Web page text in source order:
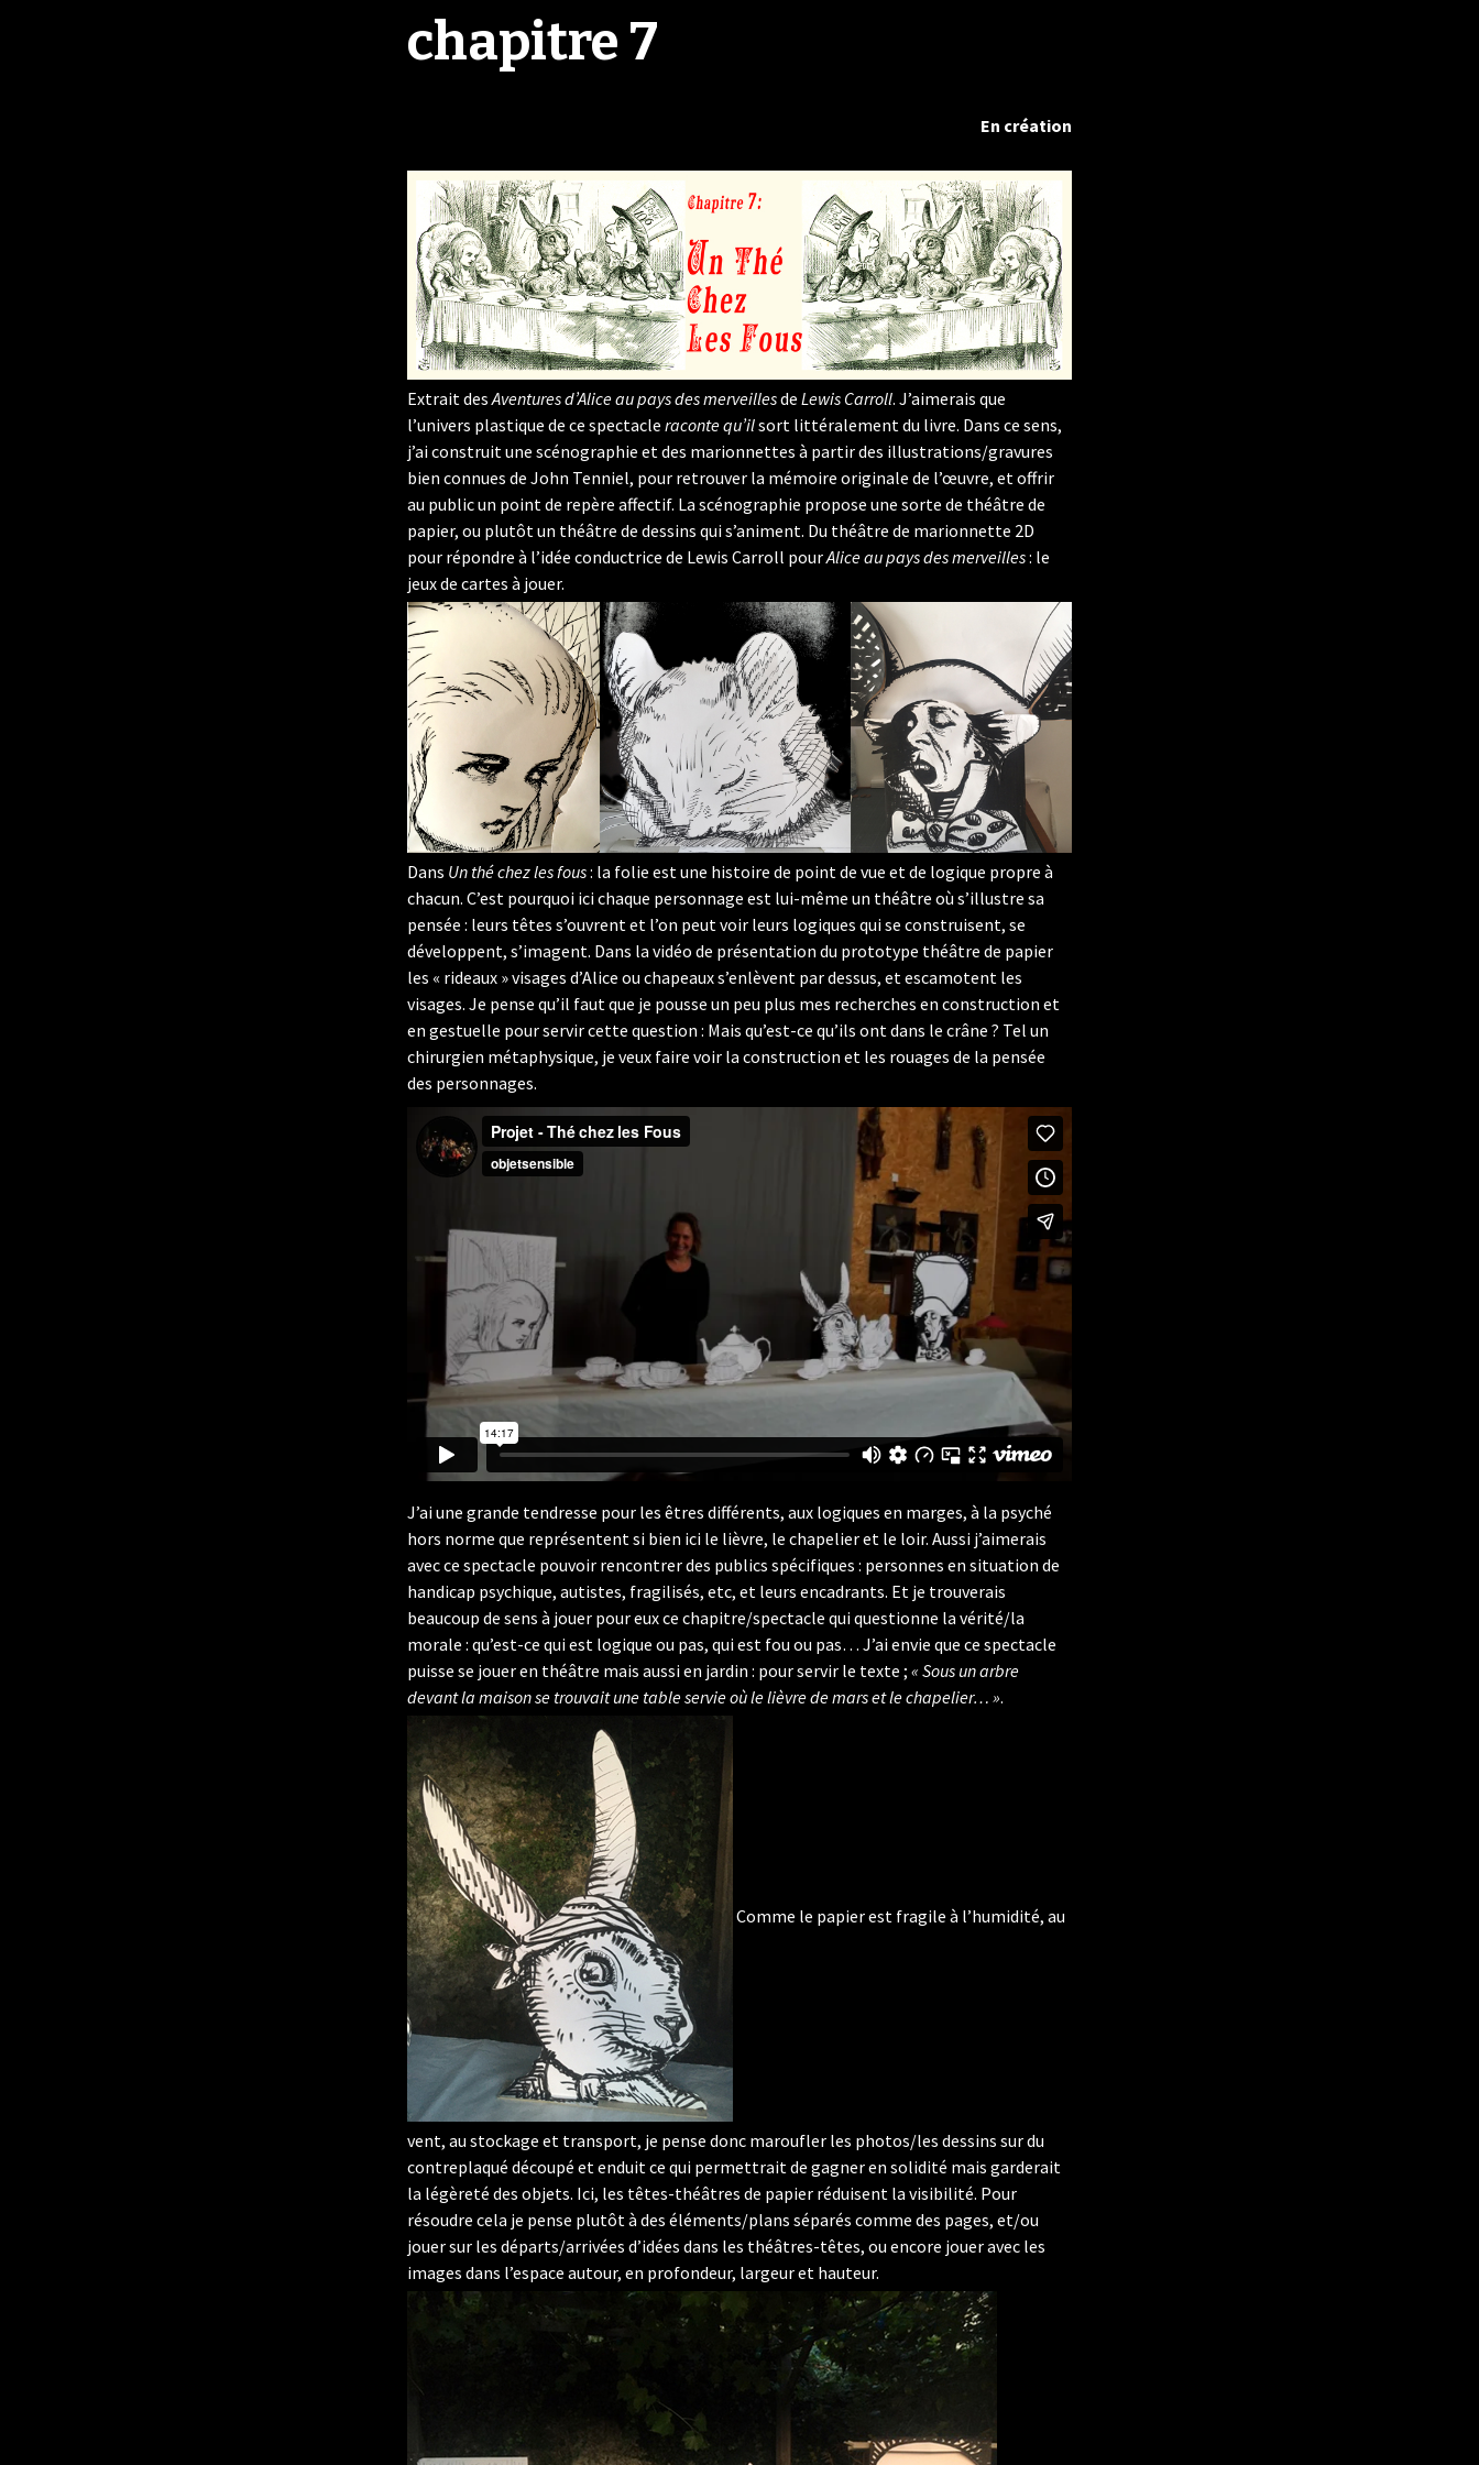
Mlle F
chapitre 7
En création
Extrait desAventures d’Alice au pays des merveillesde Lewis Carroll. J’aimerais que
l’univers plastique de ce spectacle raconte qu’ilsort littéralement du livre. Dans ce sens,
j’ai construit une scénographie et des marionnettes à partir des illustrations/gravures
bien connues de John Tenniel, pour retrouver la mémoire originale de l’œuvre, et offrir
au public un point de repère affectif. La scénographie propose une sorte de théâtre de
papier, ou plutôt un théâtre de dessins qui s’animent. Du théâtre de marionnette 2D
pour répondre à l’idée conductrice de Lewis Carroll pourAlice au pays des merveilles: le
jeux de cartes à jouer.
Dans Un thé chez les fous: la folie est une histoire de point de vue et de logique propre à
chacun. C’est pourquoi ici chaque personnage est lui-même un théâtre où s’illustre sa
pensée : leurs têtes s’ouvrent et l’on peut voir leurs logiques qui se construisent, se
développent, s’imagent. Dans la vidéo de présentation du prototype théâtre de papier
les « rideaux » visages d’Alice ou chapeaux s’enlèvent par dessus, et escamotent les
visages. Je pense qu’il faut que je pousse un peu plus mes recherches en construction et
en gestuelle pour servir cette question : Mais qu’est-ce qu’ils ont dans le crâne ? Tel un
chirurgien métaphysique, je veux faire voir la construction et les rouages de la pensée
des personnages.
J’ai une grande tendresse pour les êtres différents, aux logiques en marges, à la psyché
hors norme que représentent si bien ici le lièvre, le chapelier et le loir. Aussi j’aimerais
avec ce spectacle pouvoir rencontrer des publics spécifiques : personnes en situation de
handicap psychique, autistes, fragilisés, etc, et leurs encadrants. Et je trouverais
beaucoup de sens à jouer pour eux ce chapitre/spectacle qui questionne la vérité/la
morale : qu’est-ce qui est logique ou pas, qui est fou ou pas… J’ai envie que ce spectacle
puisse se jouer en théâtre mais aussi en jardin : pour servir le texte ; « Sous un arbre
devant la maison se trouvait une table servie où le lièvre de mars et le chapelier… ».
Comme le papier est fragile à l’humidité, au
vent, au stockage et transport, je pense donc maroufler les photos/les dessins sur du
contreplaqué découpé et enduit ce qui permettrait de gagner en solidité mais garderait
la légèreté des objets. Ici, les têtes-théâtres de papier réduisent la visibilité. Pour
résoudre cela je pense plutôt à des éléments/plans séparés comme des pages, et/ou
jouer sur les départs/arrivées d’idées dans les théâtres-têtes, ou encore jouer avec les
images dans l’espace autour, en profondeur, largeur et hauteur.